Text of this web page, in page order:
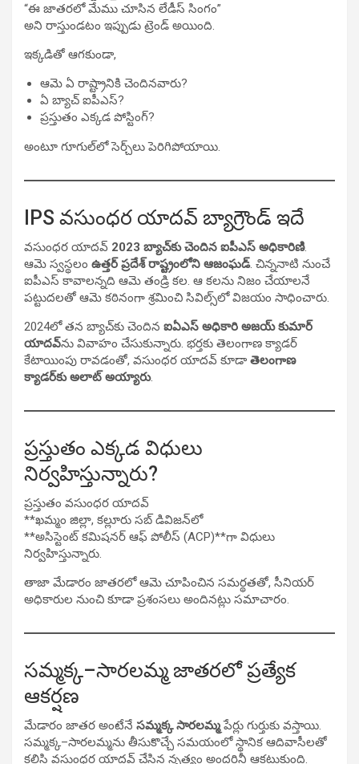
“ఈ జాతరలో మేము చూసిన లేడీస్ సింగం”
అని రాస్తుండటం ఇప్పుడు ట్రెండ్ అయింది.
ఇక్కడితో ఆగకుండా,
ఆమె ఏ రాష్ట్రానికి చెందినవారు?
ఏ బ్యాచ్ ఐపీఎస్?
ప్రస్తుతం ఎక్కడ పోస్టింగ్?
అంటూ గూగుల్‌లో సెర్చ్‌లు పెరిగిపోయాయి.
IPS వసుంధర యాదవ్ బ్యాగ్రౌండ్ ఇదే
వసుంధర యాదవ్ 2023 బ్యాచ్‌కు చెందిన ఐపీఎస్ అధికారిణి.
ఆమె స్వస్థలం ఉత్తర్ ప్రదేశ్ రాష్ట్రంలోని ఆజంఘడ్. చిన్ననాటి నుంచే
ఐపీఎస్ కావాలన్నది ఆమె తండ్రి కల. ఆ కలను నిజం చేయాలనే
పట్టుదలతో ఆమె కఠినంగా శ్రమించి సివిల్స్‌లో విజయం సాధించారు.
2024లో తన బ్యాచ్‌కు చెందిన ఐఏఎస్ అధికారి అజయ్ కుమార్
యాదవ్‌ను వివాహం చేసుకున్నారు. భర్తకు తెలంగాణ క్యాడర్
కేటాయింపు రావడంతో, వసుంధర యాదవ్ కూడా తెలంగాణ
క్యాడర్‌కు అలాట్ అయ్యారు.
ప్రస్తుతం ఎక్కడ విధులు
నిర్వహిస్తున్నారు?
ప్రస్తుతం వసుంధర యాదవ్
**ఖమ్మం జిల్లా, కల్లూరు సబ్ డివిజన్‌లో
**అసిస్టెంట్ కమిషనర్ ఆఫ్ పోలీస్ (ACP)**గా విధులు
నిర్వహిస్తున్నారు.
తాజా మేడారం జాతరలో ఆమె చూపించిన సమర్థతతో, సీనియర్
అధికారుల నుంచి కూడా ప్రశంసలు అందినట్లు సమాచారం.
సమ్మక్క–సారలమ్మ జాతరలో ప్రత్యేక
ఆకర్షణ
మేడారం జాతర అంటేనే సమ్మక్క సారలమ్మపేర్లు గుర్తుకు వస్తాయి.
సమ్మక్క–సారలమ్మను తీసుకొచ్చే సమయంలో స్థానిక ఆదివాసీలతో
కలిసి వసుంధర యాదవ్ చేసిన నృత్యం అందరినీ ఆకట్టుకుంది.